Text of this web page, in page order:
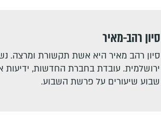
סיון רהב-מאיר
סיון רהב מאיר היא אשת תקשורת ומרצה.
ירושלמית. עובדת בחברת החדשות, ידיעות
שבוע שיעורים על פרשת השבוע.